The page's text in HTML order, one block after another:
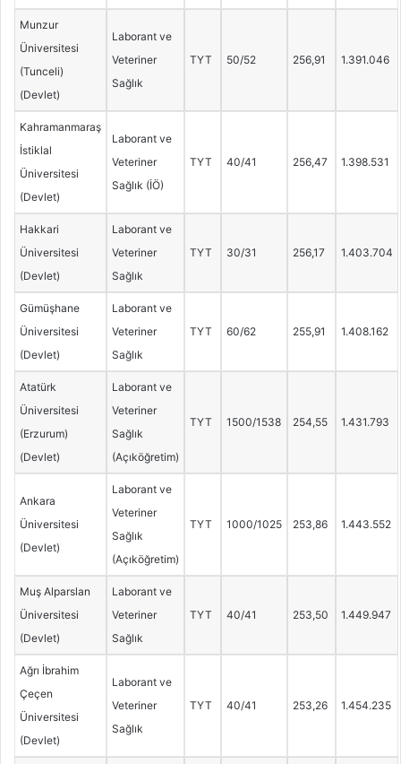
Munzur
Üniversitesi
(Tunceli)
(Devlet)
Laborant ve
Veteriner
Sağlık
TYT 50/52 256,91 1.391.046
Kahramanmaraş
İstiklal
Üniversitesi
(Devlet)
Laborant ve
Veteriner
Sağlık (İÖ)
TYT 40/41 256,47 1.398.531
Hakkari
Üniversitesi
(Devlet)
Laborant ve
Veteriner
Sağlık
TYT 30/31 256,17 1.403.704
Gümüşhane
Üniversitesi
(Devlet)
Laborant ve
Veteriner
Sağlık
TYT 60/62 255,91 1.408.162
Atatürk
Üniversitesi
(Erzurum)
(Devlet)
Laborant ve
Veteriner
Sağlık
(Açıköğretim)
TYT 1500/1538 254,55 1.431.793
Ankara
Üniversitesi
(Devlet)
Laborant ve
Veteriner
Sağlık
(Açıköğretim)
TYT 1000/1025 253,86 1.443.552
Muş Alparslan
Üniversitesi
(Devlet)
Laborant ve
Veteriner
Sağlık
TYT 40/41 253,50 1.449.947
Ağrı İbrahim
Çeçen
Üniversitesi
(Devlet)
Laborant ve
Veteriner
Sağlık
TYT 40/41 253,26 1.454.235